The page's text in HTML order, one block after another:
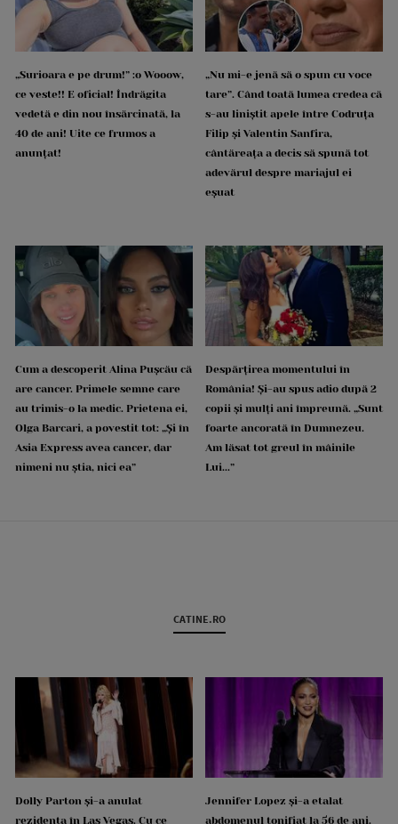
„Surioara e pe drum!” :o Wooow,
ce veste!! E oficial! Îndrăgita
vedetă e din nou însărcinată, la
40 de ani! Uite ce frumos a
anunțat!
„Nu mi-e jenă să o spun cu voce
tare”. Când toată lumea credea că
s-au liniștit apele între Codruța
Filip și Valentin Sanfira,
cântăreața a decis să spună tot
adevărul despre mariajul ei
eșuat
Cum a descoperit Alina Pușcău că
are cancer. Primele semne care
au trimis-o la medic. Prietena ei,
Olga Barcari, a povestit tot: „Și în
Asia Express avea cancer, dar
nimeni nu știa, nici ea”
Despărțirea momentului în
România! Și-au spus adio după 2
copii și mulți ani împreună. „Sunt
foarte ancorată în Dumnezeu.
Am lăsat tot greul în mâinile
Lui...”
CATINE.RO
Dolly Parton și-a anulat
rezidența în Las Vegas. Cu ce
Jennifer Lopez și-a etalat
abdomenul tonifiat la 56 de ani.